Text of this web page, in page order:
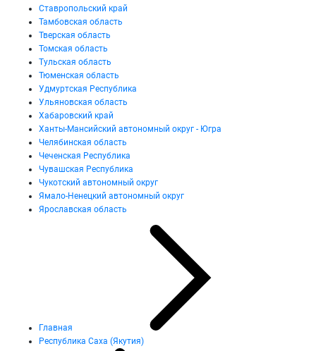
Ставропольский край
Тамбовская область
Тверская область
Томская область
Тульская область
Тюменская область
Удмуртская Республика
Ульяновская область
Хабаровский край
Ханты-Мансийский автономный округ - Югра
Челябинская область
Чеченская Республика
Чувашская Республика
Чукотский автономный округ
Ямало-Ненецкий автономный округ
Ярославская область
Главная
Республика Саха (Якутия)